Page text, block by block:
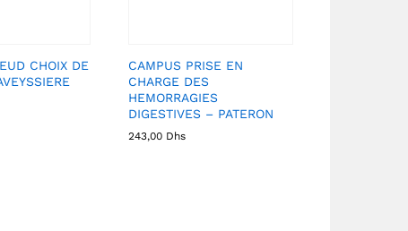
CHOIX DE
CAMPUS PRISE EN
CHARGE DES
HEMORRAGIES
DIGESTIVES – PATERON
243,00 Dhs